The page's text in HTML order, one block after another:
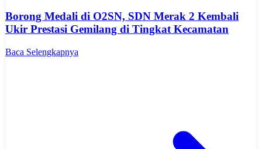
Borong Medali di O2SN, SDN Merak 2 Kembali
Ukir Prestasi Gemilang di Tingkat Kecamatan
Baca Selengkapnya